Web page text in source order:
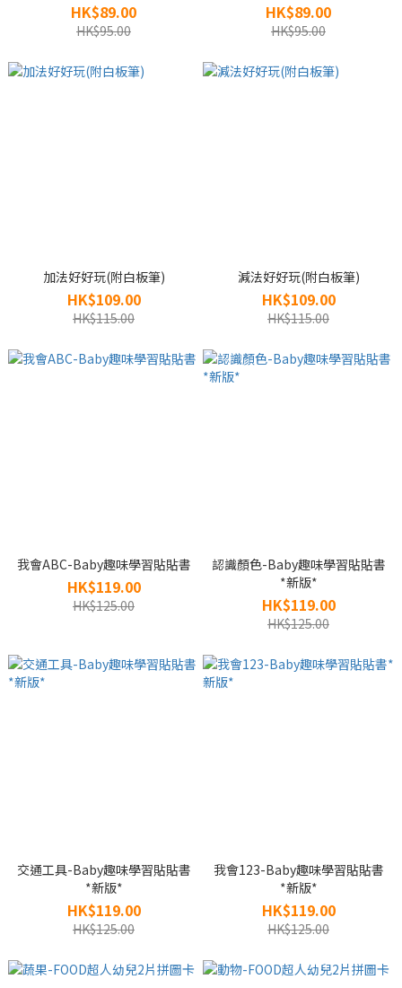
HK$89.00
HK$95.00
HK$89.00
HK$95.00
加法好好玩(附白板筆)
HK$109.00
HK$115.00
減法好好玩(附白板筆)
HK$109.00
HK$115.00
我會ABC-Baby趣味學習貼貼書
HK$119.00
HK$125.00
認識顏色-Baby趣味學習貼貼書
*新版*
HK$119.00
HK$125.00
交通工具-Baby趣味學習貼貼書
*新版*
HK$119.00
HK$125.00
我會123-Baby趣味學習貼貼書
*新版*
HK$119.00
HK$125.00